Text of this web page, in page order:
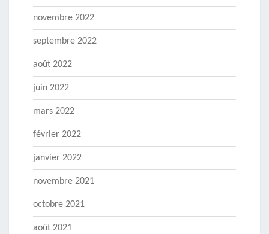
novembre 2022
septembre 2022
août 2022
juin 2022
mars 2022
février 2022
janvier 2022
novembre 2021
octobre 2021
août 2021